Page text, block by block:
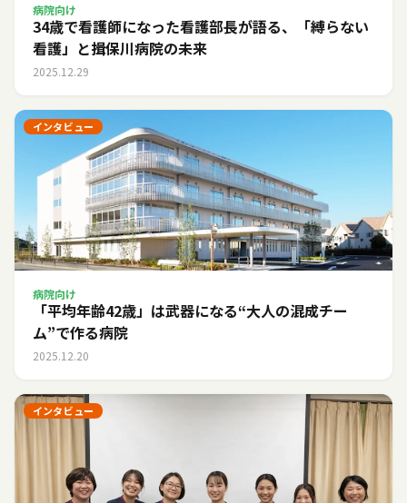
病院向け
34歳で看護師になった看護部長が語る、「縛らない
看護」と揖保川病院の未来
2025.12.29
インタビュー
病院向け
「平均年齢42歳」は武器になる――“大人の混成チー
ム”で作る病院
2025.12.20
インタビュー